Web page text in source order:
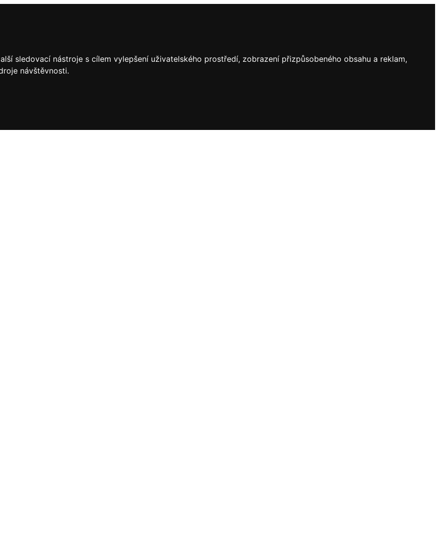
sledovací nástroje s cílem vylepšení uživatelského prostředí, zobrazení přizpůsobeného obsahu a reklam,
návštěvnosti.